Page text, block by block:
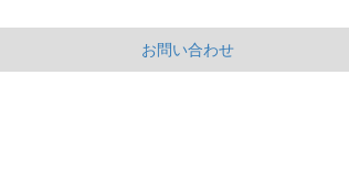
お問い合わせ